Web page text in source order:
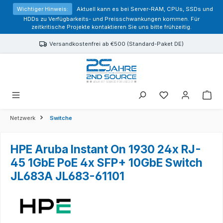
springen
Wichtiger Hinweis:
Aktuell kann es bei Server-RAM, CPUs, SSDs und
HDDs zu Verfügbarkeits- und Preisschwankungen kommen. Für
zeitkritische Projekte kontaktieren Sie uns bitte frühzeitig.
Versandkostenfrei ab €500 (Standard-Paket DE)
Sie haben 0
Netzwerk Switche
HPE Aruba Instant On 1930 24x RJ-
45 1GbE PoE 4x SFP+ 10GbE Switch
JL683A JL683-61101